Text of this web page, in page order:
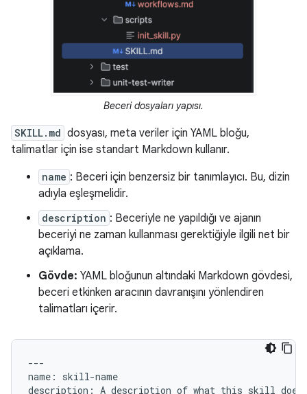
Beceri dosyaları yapısı.
SKILL.md dosyası, meta veriler için YAML bloğu,
talimatlar için ise standart Markdown kullanır.
name : Beceri için benzersiz bir tanımlayıcı. Bu, dizin
adıyla eşleşmelidir.
description : Beceriyle ne yapıldığı ve ajanın
beceriyi ne zaman kullanması gerektiğiyle ilgili net bir
açıklama.
Gövde: YAML bloğunun altındaki Markdown gövdesi,
beceri etkinken aracının davranışını yönlendiren
talimatları içerir.
---
name: skill-name
description: A description of what this skill does